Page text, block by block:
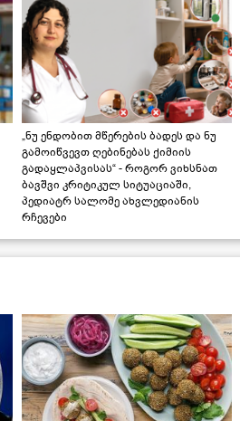
„ნუ ენდობით მწერების ბადეს და ნუ
გამოიწვევთ ღებინებას ქიმიის
გადაყლაპვისას“ - როგორ ვიხსნათ
ბავშვი კრიტიკულ სიტუაციაში,
პედიატრ სალომე ახვლედიანის
რჩევები